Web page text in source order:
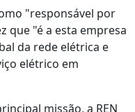
"responsável por
que "é a esta empresa
da rede elétrica e
elétrico em
missão, a REN